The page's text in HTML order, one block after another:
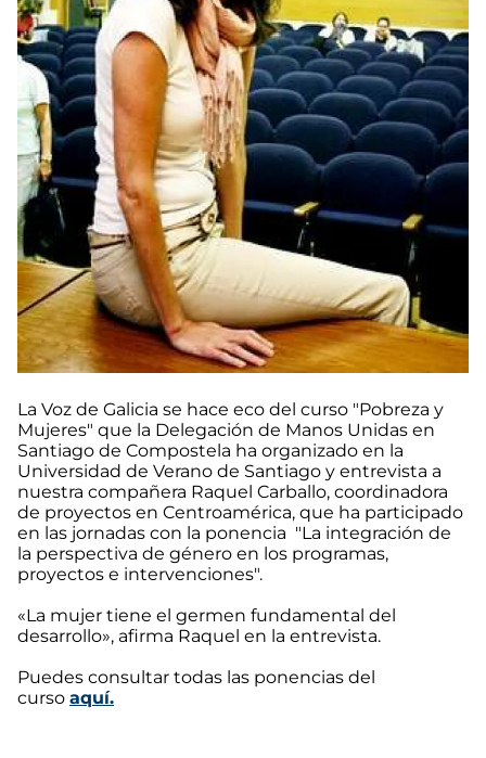
La Voz de Galicia se hace eco del curso "Pobreza y
Mujeres" que la Delegación de Manos Unidas en
Santiago de Compostela ha organizado en la
Universidad de Verano de Santiago y entrevista a
nuestra compañera Raquel Carballo, coordinadora
de proyectos en Centroamérica, que ha participado
en las jornadas con la ponencia "La integración de
la perspectiva de género en los programas,
proyectos e intervenciones".
«La mujer tiene el germen fundamental del
desarrollo», afirma Raquel en la entrevista.
Puedes consultar todas las ponencias del
curso aquí.